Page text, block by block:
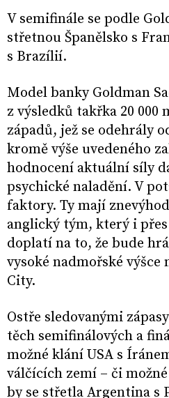
V semifinále se podle
střetnou Španělsko s
s Brazílií.
Model banky Goldman
z výsledků takřka 20 000
západů, jež se odehrály
kromě výše uvedeného
hodnocení aktuální síly
psychické naladění. V
faktory. Ty mají
anglický tým, který i
doplatí na to, že bude
vysoké nadmořské
City.
Ostře sledovanými
těch semifinálových a
možné klání USA s
válčících zemí – či
by se střetla Argentina s